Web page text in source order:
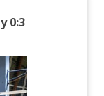
0:3